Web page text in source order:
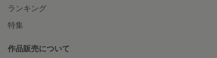
ランキング
特集
作品販売について